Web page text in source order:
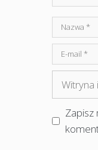
Nazwa
mail
Witryna
internetowa
Zapisz